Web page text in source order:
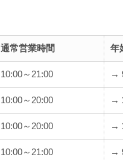
通常営業時間 年
10:00～21:00 →
10:00～20:00 →
10:00～20:00 →
10:00～21:00 →